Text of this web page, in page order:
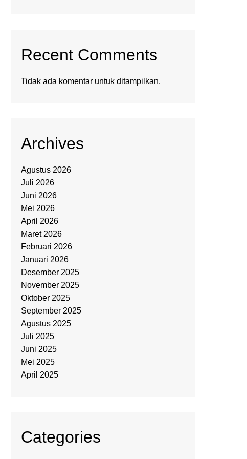
Recent Comments
Tidak ada komentar untuk ditampilkan.
Archives
Agustus 2026
Juli 2026
Juni 2026
Mei 2026
April 2026
Maret 2026
Februari 2026
Januari 2026
Desember 2025
November 2025
Oktober 2025
September 2025
Agustus 2025
Juli 2025
Juni 2025
Mei 2025
April 2025
Categories